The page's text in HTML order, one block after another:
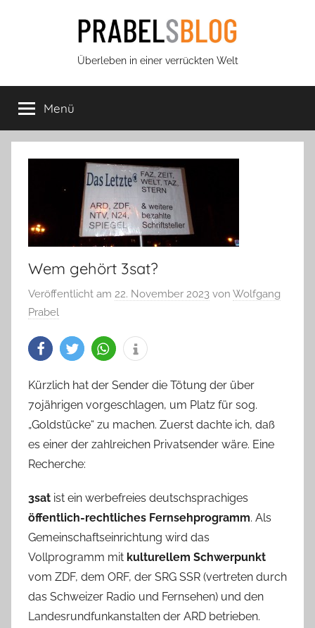
Prabels
Blog
Überleben in einer verrückten Welt
Menü
Wem gehört 3sat?
Veröffentlicht am 22. November 2023 von Wolfgang
Prabel
Kürzlich hat der Sender die Tötung der über
70jährigen vorgeschlagen, um Platz für sog.
„Goldstücke“ zu machen. Zuerst dachte ich, daß
es einer der zahlreichen Privatsender wäre. Eine
Recherche:
3sat ist ein werbefreies deutschsprachiges
öffentlich-rechtliches Fernsehprogramm. Als
Gemeinschaftseinrichtung wird das
Vollprogramm mit kulturellem Schwerpunkt
vom ZDF, dem ORF, der SRG SSR (vertreten durch
das Schweizer Radio und Fernsehen) und den
Landesrundfunkanstalten der ARD betrieben.